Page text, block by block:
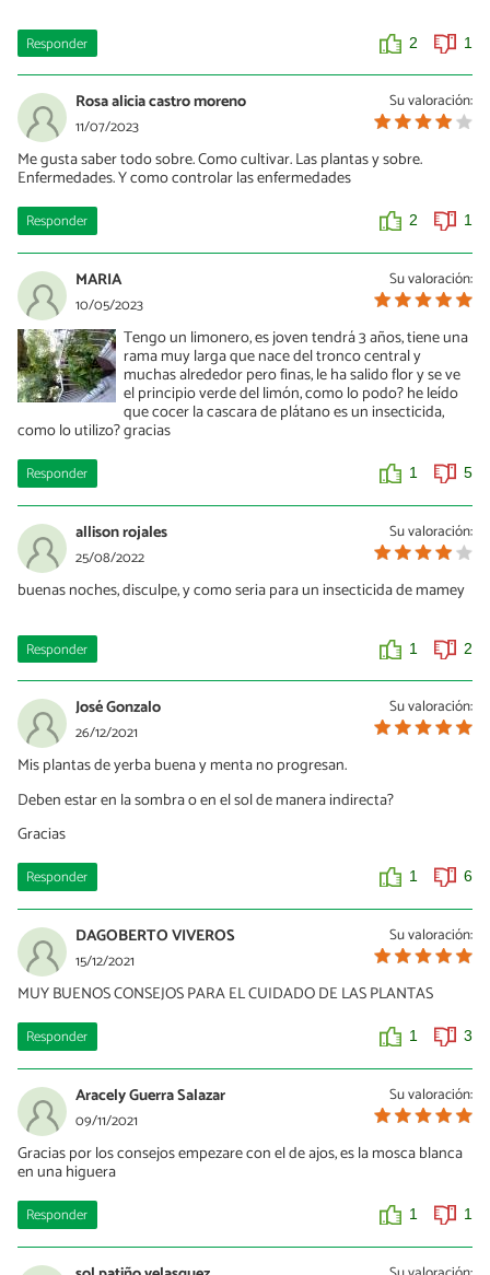
Responder 2 1
Su valoración:
Rosa alicia castro moreno
11/07/2023
Me gusta saber todo sobre. Como cultivar. Las plantas y sobre.
Enfermedades. Y como controlar las enfermedades
Responder 2 1
Su valoración:
MARIA
10/05/2023
Tengo un limonero, es joven tendrá 3 años, tiene una
rama muy larga que nace del tronco central y
muchas alrededor pero finas, le ha salido flor y se ve
el principio verde del limón, como lo podo? he leído
que cocer la cascara de plátano es un insecticida,
como lo utilizo? gracias
Responder 1 5
Su valoración:
allison rojales
25/08/2022
buenas noches, disculpe, y como seria para un insecticida de mamey
Responder 1 2
Su valoración:
José Gonzalo
26/12/2021
Mis plantas de yerba buena y menta no progresan.
Deben estar en la sombra o en el sol de manera indirecta?
Gracias
Responder 1 6
Su valoración:
DAGOBERTO VIVEROS
15/12/2021
MUY BUENOS CONSEJOS PARA EL CUIDADO DE LAS PLANTAS
Responder 1 3
Su valoración:
Aracely Guerra Salazar
09/11/2021
Gracias por los consejos empezare con el de ajos, es la mosca blanca
en una higuera
Responder 1 1